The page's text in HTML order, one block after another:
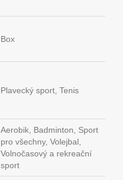
Box
Plavecký sport, Tenis
Aerobik, Badminton, Sport
pro všechny, Volejbal,
Volnočasový a rekreační
sport